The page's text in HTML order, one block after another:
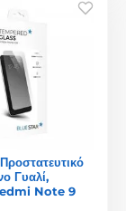
Γυαλί,
Note 9